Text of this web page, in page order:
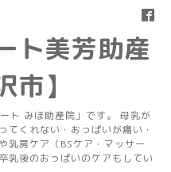
ト美芳助産
市】
ト みほ助産院」です。 母乳が
てくれない・おっぱいが痛い・
乳房ケア（BSケア・マッサー
乳後のおっぱいのケアもしてい